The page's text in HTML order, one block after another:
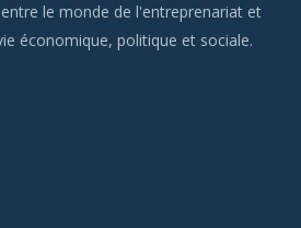
le monde de l'entreprenariat et
économique, politique et sociale.